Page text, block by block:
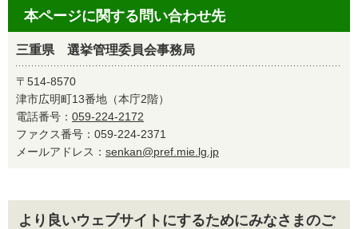
本ページに関する問い合わせ先
三重県 選挙管理委員会事務局
〒514-8570
津市広明町13番地（本庁2階）
電話番号： 059-224-2172
ファクス番号：059-224-2371
メールアドレス： senkan@pref.mie.lg.jp
より良いウェブサイトにするためにみなさまのご